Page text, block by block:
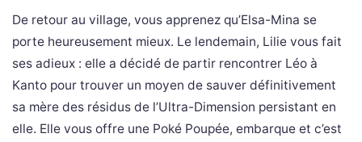
De retour au village, vous apprenez qu’Elsa-Mina se
porte heureusement mieux. Le lendemain, Lilie vous fait
ses adieux : elle a décidé de partir rencontrer Léo à
Kanto pour trouver un moyen de sauver définitivement
sa mère des résidus de l’Ultra-Dimension persistant en
elle. Elle vous offre une Poké Poupée, embarque et c’est